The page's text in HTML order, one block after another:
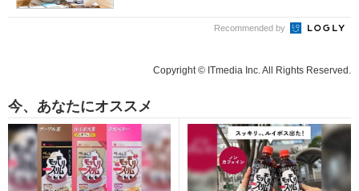
Recommended by
Copyright © ITmedia Inc. All Rights Reserved.
今、あなたにオススメ